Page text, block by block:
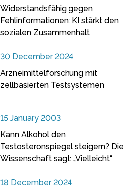
Widerstandsfähig gegen
Fehlinformationen: KI stärkt den
sozialen Zusammenhalt
30 December 2024
Arzneimittelforschung mit
zellbasierten Testsystemen
15 January 2003
Kann Alkohol den
Testosteronspiegel steigern? Die
Wissenschaft sagt: „Vielleicht“
18 December 2024